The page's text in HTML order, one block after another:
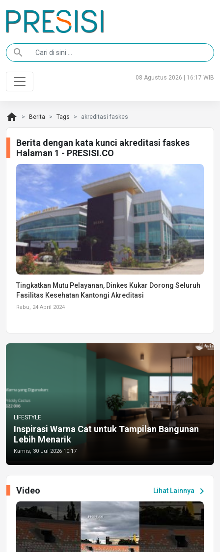
search
08 Agustus 2026 | 16:17 WIB
home Berita Tags akreditasi faskes
Berita dengan kata kunci akreditasi faskes
Halaman 1 - PRESISI.CO
Tingkatkan Mutu Pelayanan, Dinkes Kukar Dorong Seluruh
Fasilitas Kesehatan Kantongi Akreditasi
Rabu, 24 April 2024
LIFESTYLE
Inspirasi Warna Cat untuk Tampilan Bangunan
Lebih Menarik
Kamis, 30 Jul 2026 10:17
Lihat Lainnya chevron_right
Video